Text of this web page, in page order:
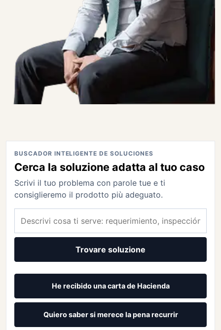
BUSCADOR INTELIGENTE DE SOLUCIONES
Cerca la soluzione adatta al tuo caso
Scrivi il tuo problema con parole tue e ti
consiglieremo il prodotto più adeguato.
Trovare soluzione
He recibido una carta de Hacienda
Quiero saber si merece la pena recurrir